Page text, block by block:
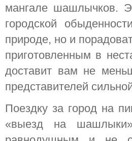
мангале шашлычков.
городской
природе, но и
приготовленным в
доставит вам не
представителей
Поездку за город на
«выезд на